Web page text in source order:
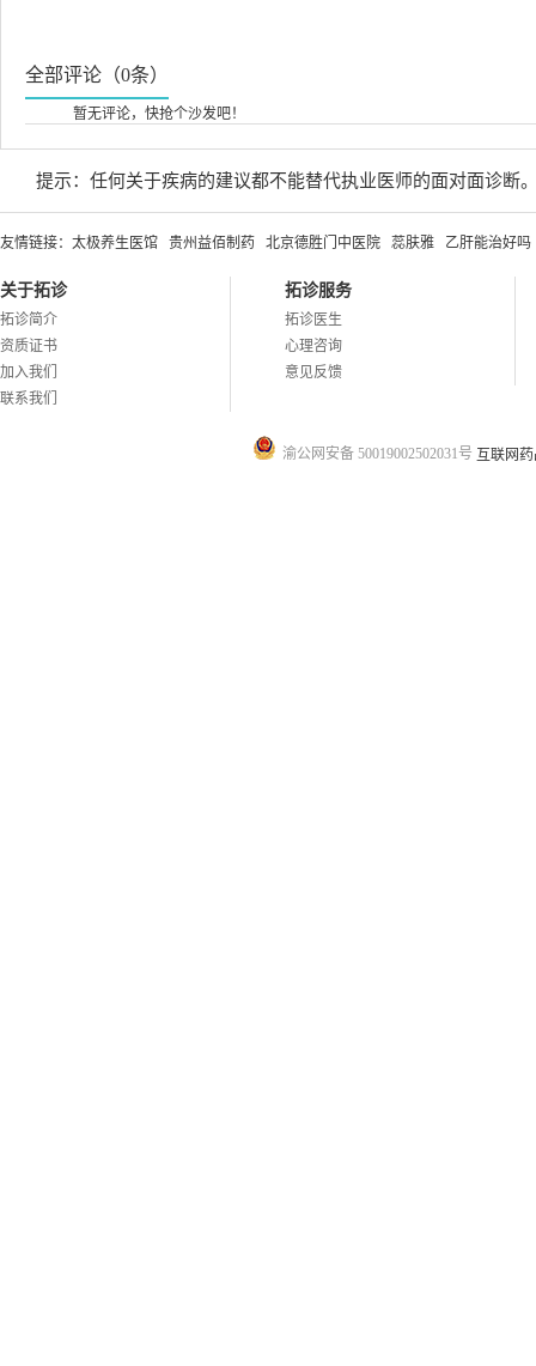
全部评论（0条）
暂无评论，快抢个沙发吧！
提示：任何关于疾病的建议都不能替代执业医师的面对面诊断
友情链接： 太极养生医馆 贵州益佰制药 北京德胜门中医院 蕊肤雅 乙肝能治好吗
关于拓诊
拓诊简介
资质证书
加入我们
联系我们
拓诊服务
拓诊医生
心理咨询
意见反馈
渝公网安备 50019002502031号 互联网